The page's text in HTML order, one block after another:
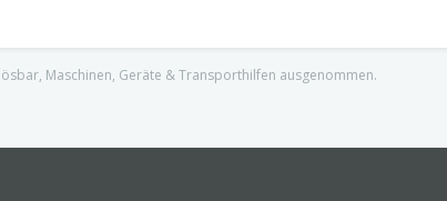
Maschinen, Geräte & Transporthilfen ausgenommen.